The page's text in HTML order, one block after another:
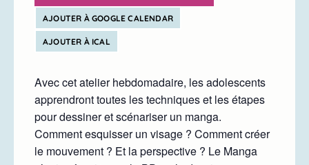
AJOUTER À GOOGLE CALENDAR
AJOUTER À ICAL
Avec cet atelier hebdomadaire, les adolescents
apprendront toutes les techniques et les étapes
pour dessiner et scénariser un manga.
Comment esquisser un visage ? Comment créer
le mouvement ? Et la perspective ? Le Manga